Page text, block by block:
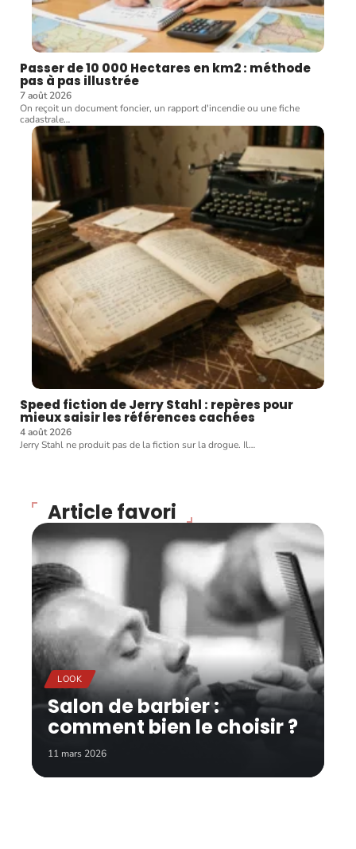
Passer de 10 000 Hectares en km2 : méthode
pas à pas illustrée
7 août 2026
On reçoit un document foncier, un rapport d'incendie ou une fiche
cadastrale…
Speed fiction de Jerry Stahl : repères pour
mieux saisir les références cachées
4 août 2026
Jerry Stahl ne produit pas de la fiction sur la drogue. Il…
Article favori
LOOK
Salon de barbier :
comment bien le choisir ?
11 mars 2026